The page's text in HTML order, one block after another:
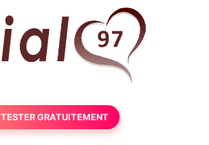
TESTER GRATUITEMENT